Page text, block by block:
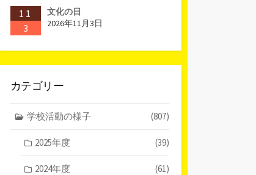
11
3
文化の日
2026年11月3日
カテゴリー
学校活動の様子 (807)
2025年度 (39)
2024年度 (61)